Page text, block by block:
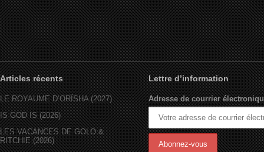
Articles récents
LE ROYAUME D’ORÏSHA (2027)
IS GOD IS (2026)
LES VACANCES DE GOLO &
RITCHIE (2026)
Lettre d’information
Adresse de courrier